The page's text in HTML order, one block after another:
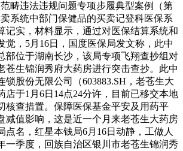
畴违法违规问题专项步履典型案例（第
系统中部门保健品的买卖记登科医保系
记实，材料显示，通过对医保结算系统和
觉，5月16日，国度医保局发文称，此中
部位于湖南长沙，该局专项飞翔查抄组对
苍生锦润秀府大药房进行突击查抄。此中
锁股份无限公司（603883.SH，老苍生大
店于1月6日14点24分许，目前已移交本地
核查措置。保障医保基金平安及用药平
减值影响，这是近一个月来老苍生大药房
点名，红星本钱局6月16日动静，工做人
一季度，回族自治区银川市老苍生锦润秀